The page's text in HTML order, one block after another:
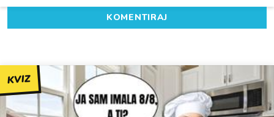
KOMENTIRAJ
KVIZ